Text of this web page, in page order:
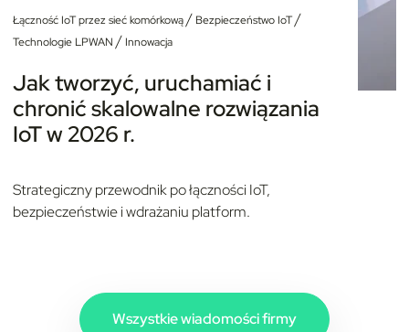
Łączność IoT przez sieć komórkową/ Bezpieczeństwo IoT/
Technologie LPWAN / Innowacja
Jak tworzyć, uruchamiać i
chronić skalowalne rozwiązania
IoT w 2026 r.
Strategiczny przewodnik po łączności IoT,
bezpieczeństwie i wdrażaniu platform.
Wszystkie wiadomości firmy